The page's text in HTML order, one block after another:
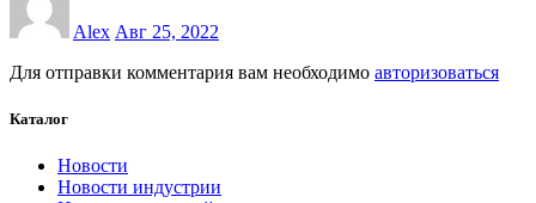
Alex Авг 25, 2022
Для отправки комментария вам необходимо авторизоваться
Каталог
Новости
Новости индустрии